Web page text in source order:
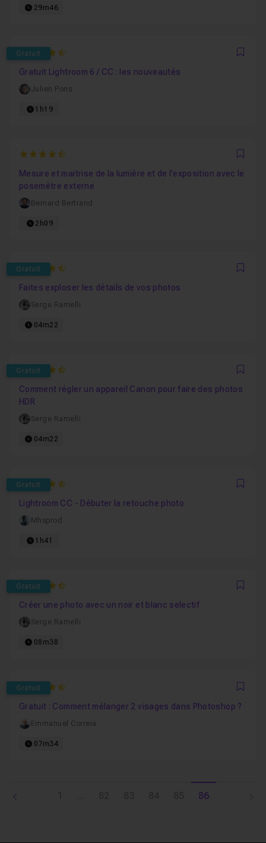
29m46
Gratuit
4.9090909090909
Gratuit Lightroom 6 / CC : les nouveautés
Julien Pons
1h19
4.6162790697674
Mesure et maitrise de la lumière et de l'exposition avec le
posemètre externe
Bernard Bertrand
2h09
Gratuit
4.735
Faites exploser les détails de vos photos
Serge Ramelli
04m22
Gratuit
4.1428571428571
Comment régler un appareil Canon pour faire des photos
HDR
Serge Ramelli
04m22
Gratuit
4.3333333333333
Lightroom CC - Débuter la retouche photo
Mhsprod
1h41
Gratuit
4.8602150537634
Créer une photo avec un noir et blanc selectif
Serge Ramelli
08m38
Gratuit
4.8965517241379
Gratuit : Comment mélanger 2 visages dans Photoshop ?
Emmanuel Correia
07m34
86